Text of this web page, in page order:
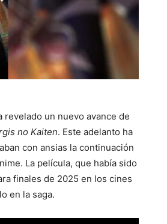
revelado un nuevo avance de
no Kaiten. Este adelanto ha
con ansias la continuación
La película, que había sido
finales de 2025 en los cines
en la saga.